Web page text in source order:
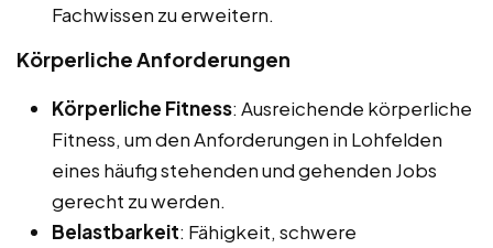
Fachwissen zu erweitern.
Körperliche Anforderungen
Körperliche Fitness: Ausreichende körperliche
Fitness, um den Anforderungen in Lohfelden
eines häufig stehenden und gehenden Jobs
gerecht zu werden.
Belastbarkeit: Fähigkeit, schwere